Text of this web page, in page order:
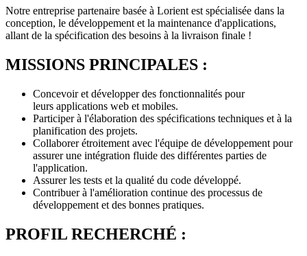
Notre entreprise partenaire basée à Lorient est spécialisée dans la
conception, le développement et la maintenance d'applications,
allant de la spécification des besoins à la livraison finale !
MISSIONS PRINCIPALES :
Concevoir et développer des fonctionnalités pour
leurs applications web et mobiles.
Participer à l'élaboration des spécifications techniques et à la
planification des projets.
Collaborer étroitement avec l'équipe de développement pour
assurer une intégration fluide des différentes parties de
l'application.
Assurer les tests et la qualité du code développé.
Contribuer à l'amélioration continue des processus de
développement et des bonnes pratiques.
PROFIL RECHERCHÉ :